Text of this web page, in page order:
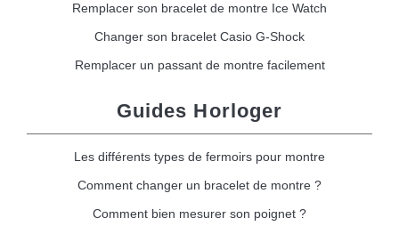
Remplacer son bracelet de montre Ice Watch
Changer son bracelet Casio G-Shock
Remplacer un passant de montre facilement
Guides Horloger
Les différents types de fermoirs pour montre
Comment changer un bracelet de montre ?
Comment bien mesurer son poignet ?